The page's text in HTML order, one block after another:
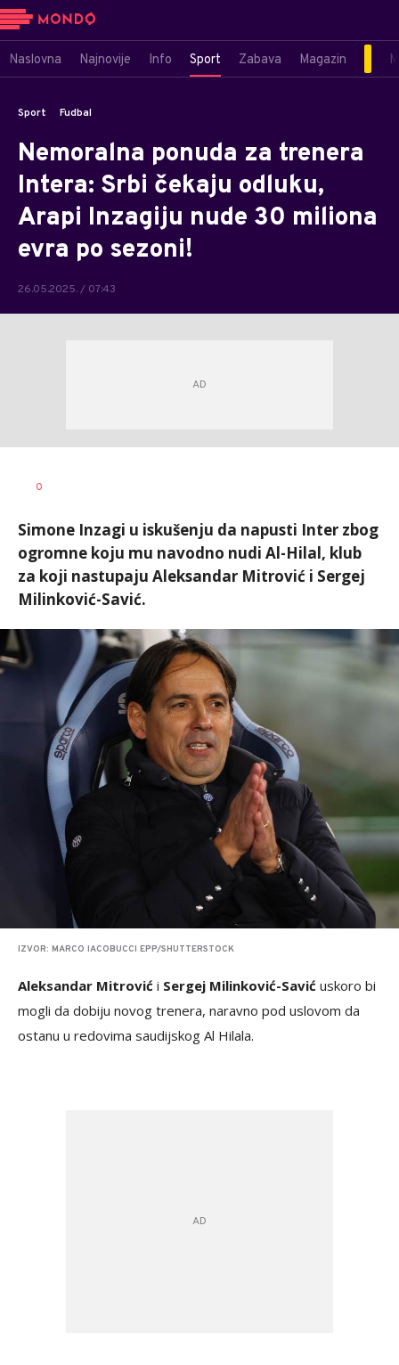
Naslovna Najnovije Info Sport Zabava Magazin
Sport Fudbal
Nemoralna ponuda za trenera
Intera: Srbi čekaju odluku,
Arapi Inzagiju nude 30 miliona
evra po sezoni!
26.05.2025. / 07:43
AUTOR
0
Simone Inzagi u iskušenju da napusti Inter zbog
ogromne koju mu navodno nudi Al-Hilal, klub
za koji nastupaju Aleksandar Mitrović i Sergej
Milinković-Savić.
IZVOR: MARCO IACOBUCCI EPP/SHUTTERSTOCK
Aleksandar Mitrović i Sergej Milinković-Savić uskoro bi
mogli da dobiju novog trenera, naravno pod uslovom da
ostanu u redovima saudijskog Al Hilala.